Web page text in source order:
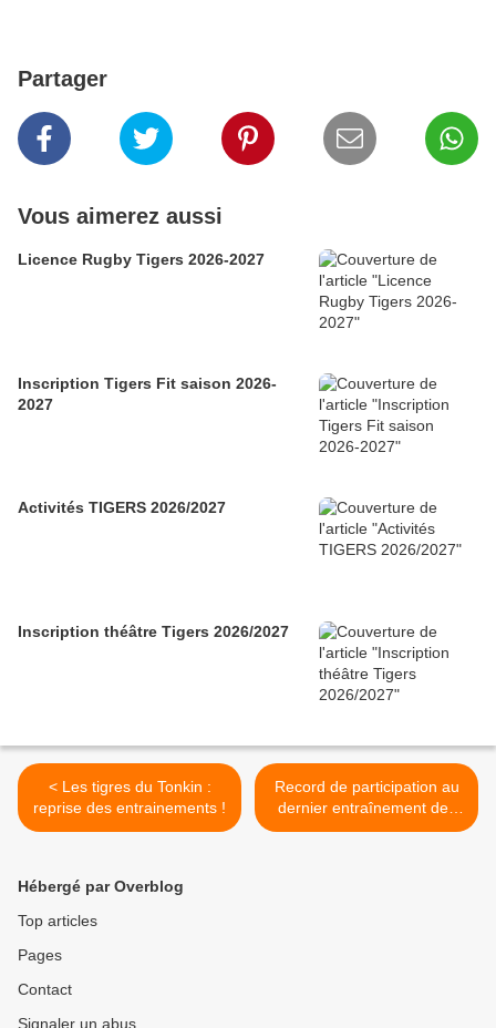
Partager
Vous aimerez aussi
Licence Rugby Tigers 2026-2027
Inscription Tigers Fit saison 2026-
2027
Activités TIGERS 2026/2027
Inscription théâtre Tigers 2026/2027
< Les tigres du Tonkin :
reprise des entrainements !
Record de participation au
dernier entraînement des
jeunes tigres >
Hébergé par Overblog
Top articles
Pages
Contact
Signaler un abus